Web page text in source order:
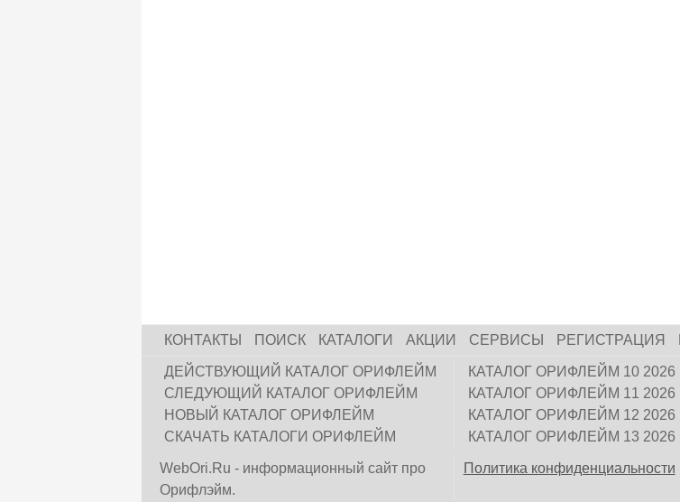
КОНТАКТЫ ПОИСК КАТАЛОГИ АКЦИИ СЕРВИСЫ РЕГИСТРАЦИЯ
ДЕЙСТВУЮЩИЙ КАТАЛОГ ОРИФЛЕЙМ
СЛЕДУЮЩИЙ КАТАЛОГ ОРИФЛЕЙМ
НОВЫЙ КАТАЛОГ ОРИФЛЕЙМ
СКАЧАТЬ КАТАЛОГИ ОРИФЛЕЙМ
КАТАЛОГ ОРИФЛЕЙМ 10 2026
КАТАЛОГ ОРИФЛЕЙМ 11 2026
КАТАЛОГ ОРИФЛЕЙМ 12 2026
КАТАЛОГ ОРИФЛЕЙМ 13 2026
WebOri.Ru - информационный сайт про
Орифлэйм.
Политика конфиденциальности